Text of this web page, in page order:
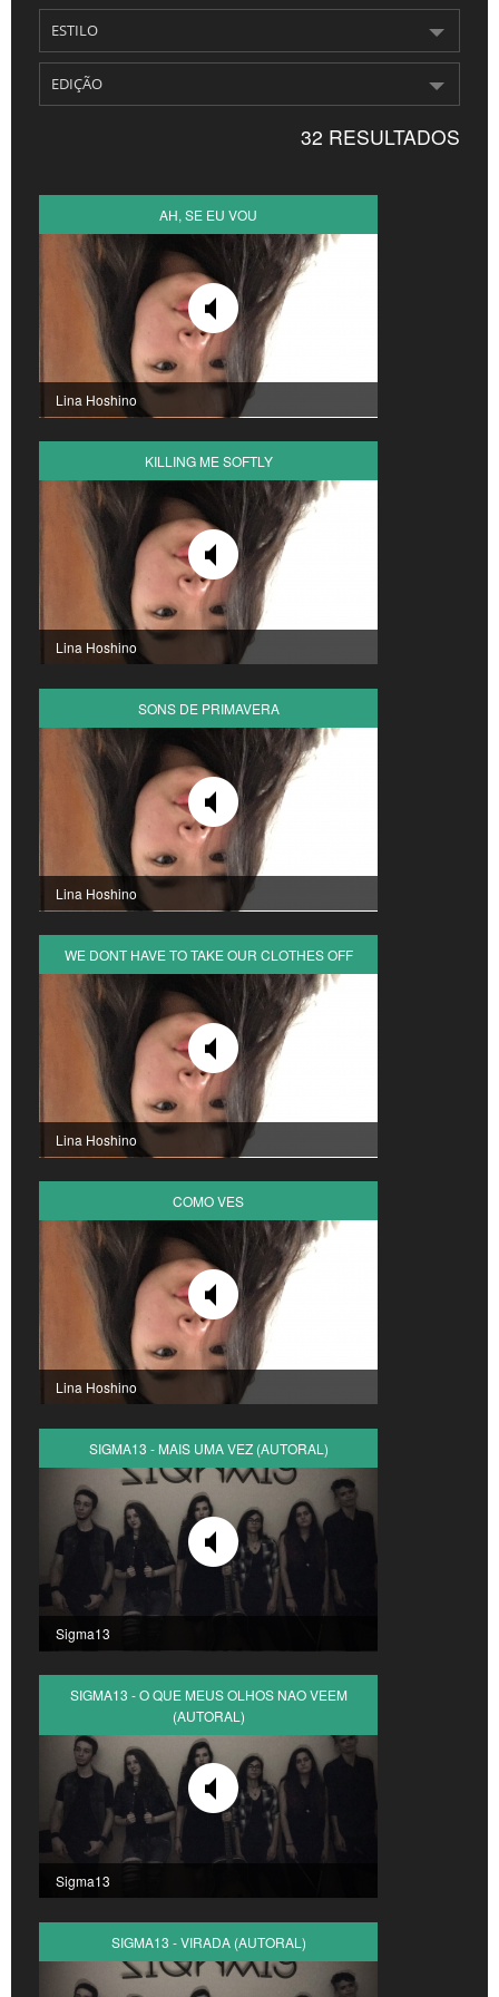
CROATIA
NORWAY
32 RESULTADOS
AH, SE EU VOU
Lina Hoshino
KILLING ME SOFTLY
Lina Hoshino
SONS DE PRIMAVERA
Lina Hoshino
WE DONT HAVE TO TAKE OUR CLOTHES OFF
Lina Hoshino
COMO VES
Lina Hoshino
SIGMA13 - MAIS UMA VEZ (AUTORAL)
Sigma13
SIGMA13 - O QUE MEUS OLHOS NAO VEEM
(AUTORAL)
Sigma13
SIGMA13 - VIRADA (AUTORAL)